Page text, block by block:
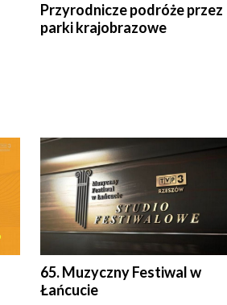
Przyrodnicze podróże przez
parki krajobrazowe
65. Muzyczny Festiwal w
Łańcucie